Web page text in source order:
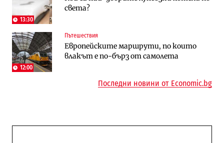
13:30
света?
12:00
Пътешествия
Европейските маршрути, по които
влакът е по-бърз от самолета
работи с 5 блока
Енергетика
АЕЦ „Козлодуй“ ще работи само още
няколко седмици, ако сушата продължи
космически и отбранителен център в
Регулации
Лекарствата за редки болести
попадат в капан на обществените
Последни новини от Economic.bg